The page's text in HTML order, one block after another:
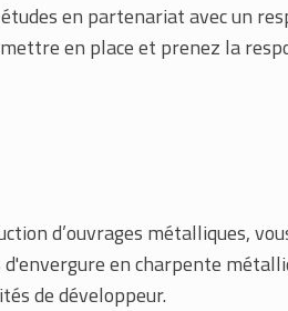
en partenariat avec un
en place et prenez la
d’ouvrages métalliques,
en charpente
de développeur.